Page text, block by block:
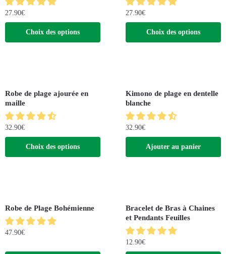
27.90€
Choix des options
27.90€
Choix des options
Robe de plage ajourée en
maille
32.90€
Choix des options
Kimono de plage en dentelle
blanche
32.90€
Ajouter au panier
Robe de Plage Bohémienne
47.90€
Bracelet de Bras à Chaines
et Pendants Feuilles
12.90€